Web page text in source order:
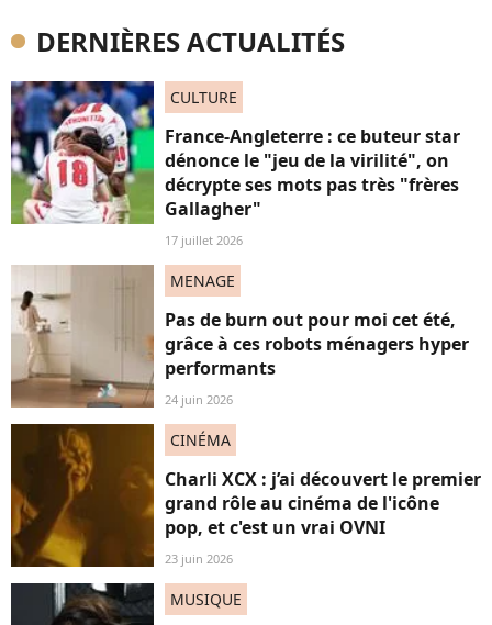
DERNIÈRES ACTUALITÉS
CULTURE
France-Angleterre : ce buteur star
dénonce le "jeu de la virilité", on
décrypte ses mots pas très "frères
Gallagher"
17 juillet 2026
MENAGE
Pas de burn out pour moi cet été,
grâce à ces robots ménagers hyper
performants
24 juin 2026
CINÉMA
Charli XCX : j’ai découvert le premier
grand rôle au cinéma de l'icône
pop, et c'est un vrai OVNI
23 juin 2026
MUSIQUE